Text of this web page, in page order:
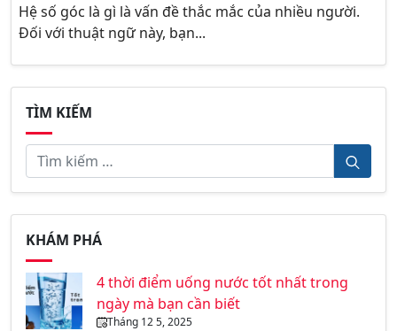
Hệ số góc là gì là vấn đề thắc mắc của nhiều người.
Đối với thuật ngữ này, bạn...
TÌM KIẾM
KHÁM PHÁ
4 thời điểm uống nước tốt nhất trong
ngày mà bạn cần biết
Tháng 12 5, 2025